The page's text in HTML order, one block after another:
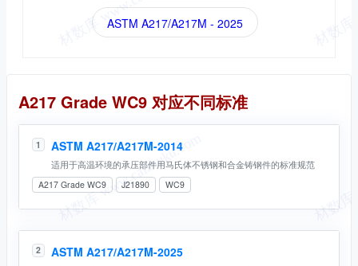
ASTM A217/A217M - 2025
同名标准
A217 Grade WC9 对应不同标准
1 ASTM A217/A217M-2014
适用于高温环境的承压部件用马氏体不锈钢和合金铸钢件的标准规范
A217 Grade WC9 J21890 WC9
2 ASTM A217/A217M-2025